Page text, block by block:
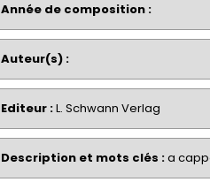
Année de composition :
Auteur(s) :
Editeur :L. Schwann Verlag
Description et mots clés :a